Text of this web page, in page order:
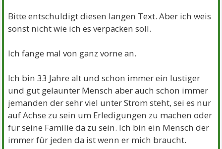
Bitte entschuldigt diesen langen Text. Aber ich weis
sonst nicht wie ich es verpacken soll.
Ich fange mal von ganz vorne an.
Ich bin 33 Jahre alt und schon immer ein lustiger
und gut gelaunter Mensch aber auch schon immer
jemanden der sehr viel unter Strom steht, sei es nur
auf Achse zu sein um Erledigungen zu machen oder
für seine Familie da zu sein. Ich bin ein Mensch der
immer für jeden da ist wenn er mich braucht.